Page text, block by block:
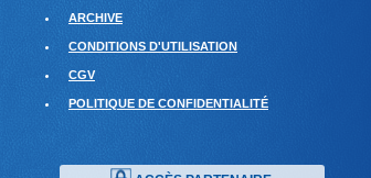
ARCHIVE
CONDITIONS D'UTILISATION
CGV
POLITIQUE DE CONFIDENTIALITÉ